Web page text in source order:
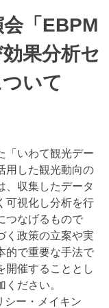
「EBPM
果分析セ
いて
「いわて観光デー
用した観光動向の
、収集したデータ
可視化し分析を行
つなげるもので
く政策の立案や実
的で重要な手法で
開催することとし
ださい。
ー・メイキン